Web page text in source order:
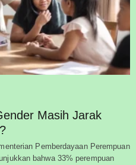
Masih Jarak
Pemberdayaan Perempuan
bahwa 33% perempuan